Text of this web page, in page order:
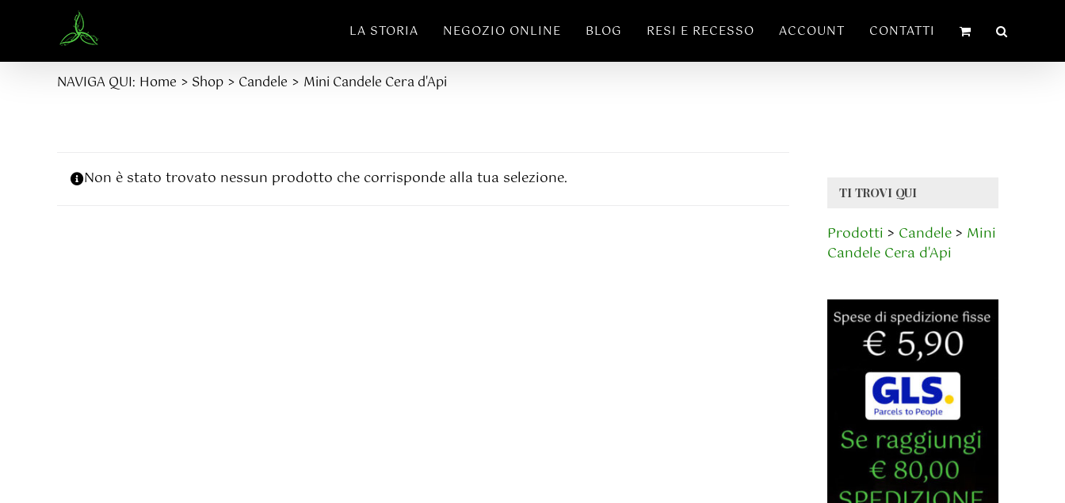
contenuto
LA STORIA NEGOZIO ONLINE BLOG RESI E RECESSO ACCOUNT CONTATTI
NAVIGA QUI: Home Shop Candele Mini Candele Cera d'Api
Non è stato trovato nessun prodotto che corrisponde alla tua selezione.
TI TROVI QUI
Prodotti > Candele > Mini
Candele Cera d'Api